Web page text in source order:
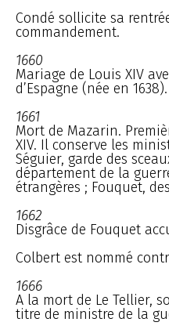
Condé sollicite sa
commandement.
1660
Mariage de Louis XIV
d’Espagne (née en 1638).
1661
Mort de Mazarin.
XIV. Il conserve les
Séguier, garde des
département de la
étrangères ; Fouquet,
1662
Disgrâce de Fouquet
Colbert est nommé
1666
A la mort de Le Tellier,
titre de ministre de la